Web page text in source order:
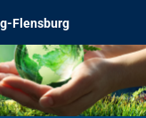
Flensburg